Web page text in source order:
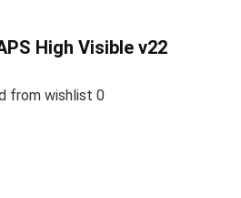
High Visible v22
from wishlist 0